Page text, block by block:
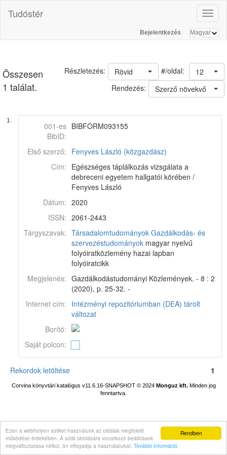
Rendben
Ezen a webhelyen sütiket használunk az oldalak megfelelő
működése érdekében. A sütik tárolására vonatkozó beállítások
megváltoztatása nélkül, ön elfogadja a használatukat. További információ.
Tudóstér
Bejelentkezés
Összesen
1 találat.
#/oldal: 12
Rövid
Részletezés:
Rendezés:
Szerző növekvő
1.
001-es
BibID:
BIBFORM093155
Első szerző: Fenyves László (közgazdász)
Cím: Egészséges táplálkozás vizsgálata a
debreceni egyetem hallgatói körében /
Fenyves László
Dátum: 2020
ISSN: 2061-2443
Tárgyszavak: Társadalomtudományok Gazdálkodás- és
szervezéstudományok magyar nyelvű
folyóiratközlemény hazai lapban
folyóiratcikk
Megjelenés: Gazdálkodástudományi Közlemények. - 8 : 2
(2020), p. 25-32. -
Internet cím: Intézményi repozitóriumban (DEA) tárolt
változat
Borító:
Saját polcon:
Rekordok letöltése 1
Corvina könyvtári katalógus v11.6.16-SNAPSHOT© 2024 Monguz kft.Minden jog
fenntartva.